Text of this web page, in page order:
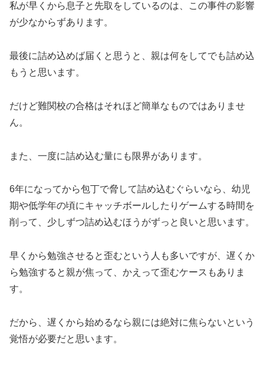
私が早くから息子と先取をしているのは、この事件の影響
が少なからずあります。
最後に詰め込めば届くと思うと、親は何をしてでも詰め込
もうと思います。
だけど難関校の合格はそれほど簡単なものではありませ
ん。
また、一度に詰め込む量にも限界があります。
6年になってから包丁で脅して詰め込むぐらいなら、幼児
期や低学年の頃にキャッチボールしたりゲームする時間を
削って、少しずつ詰め込むほうがずっと良いと思います。
早くから勉強させると歪むという人も多いですが、遅くか
ら勉強すると親が焦って、かえって歪むケースもありま
す。
だから、遅くから始めるなら親には絶対に焦らないという
覚悟が必要だと思います。